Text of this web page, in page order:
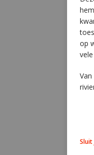
op
Sluit